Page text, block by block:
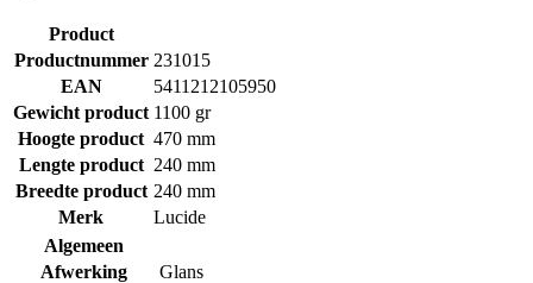
Product
Productnummer 231015
EAN
5411212105950
Gewicht product 1100 gr
Hoogte product 470 mm
Lengte product 240 mm
Breedte product 240 mm
Merk
Lucide
Algemeen
Afwerking
Glans